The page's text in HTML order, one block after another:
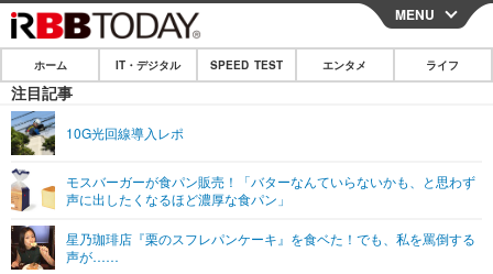
CLOSE
ホーム
IT・デジタル
ネタ
ショッピング その他
エンタメ
エンタメTOP
ライフ
MENU
ホーム IT・デジタル SPEED TEST エンタメ ライフ
注目記事
10G光回線導入レポ
モスバーガーが食パン販売！「バターなんていらないかも、と思わず
声に出したくなるほど濃厚な食パン」
星乃珈琲店『栗のスフレパンケーキ』を食ベた！でも、私を罵倒する
声が……